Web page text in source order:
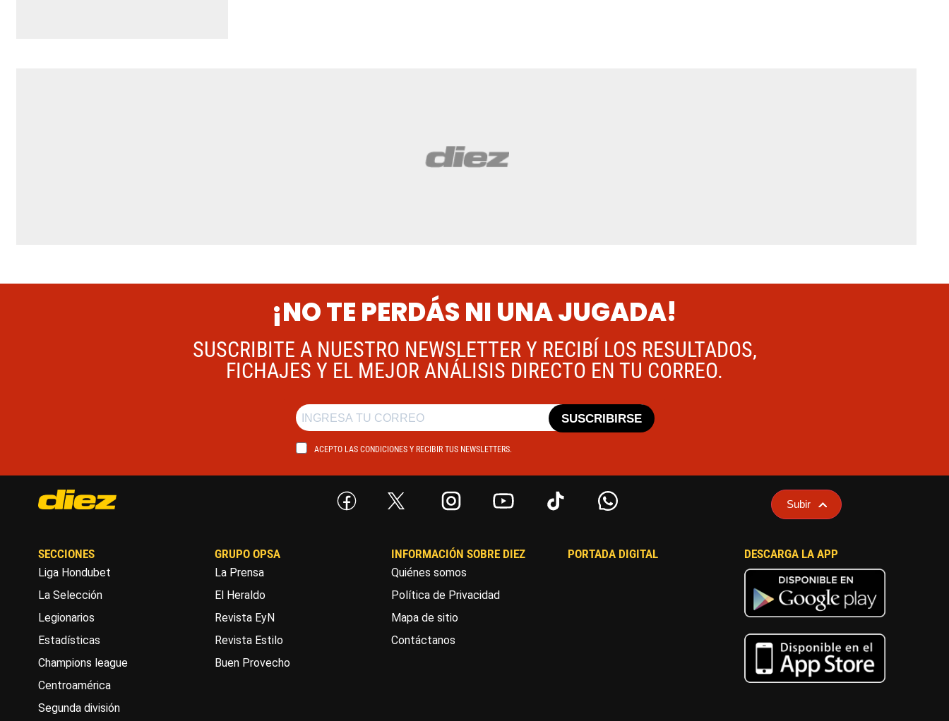
¡NO TE PERDÁS NI UNA JUGADA!
SUSCRIBITE A NUESTRO NEWSLETTER Y RECIBÍ LOS RESULTADOS,
FICHAJES Y EL MEJOR ANÁLISIS DIRECTO EN TU CORREO.
ACEPTO LAS CONDICIONES Y RECIBIR TUS NEWSLETTERS.
SUSCRIBIRSE
Subir
SECCIONES
Liga Hondubet
La Selección
Legionarios
Estadísticas
Champions league
Centroamérica
Segunda división
GRUPO OPSA
La Prensa
El Heraldo
Revista EyN
Revista Estilo
Buen Provecho
INFORMACIÓN SOBRE DIEZ
Quiénes somos
Política de Privacidad
Mapa de sitio
Contáctanos
PORTADA DIGITAL DESCARGA LA APP